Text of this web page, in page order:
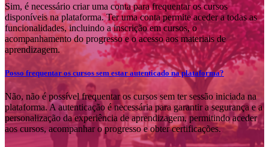
Sim, é necessário criar uma conta para frequentar os cursos
disponíveis na plataforma. Ter uma conta permite aceder a todas as
funcionalidades, incluindo a inscrição em cursos, o
acompanhamento do progresso e o acesso aos materiais de
aprendizagem.
Posso frequentar os cursos sem estar autenticado na plataforma?
Não, não é possível frequentar os cursos sem ter sessão iniciada na
plataforma. A autenticação é necessária para garantir a segurança e a
personalização da experiência de aprendizagem, permitindo aceder
aos cursos, acompanhar o progresso e obter certificações.